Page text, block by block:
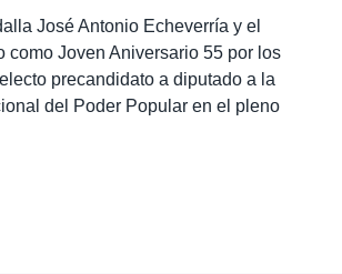
José Antonio Echeverría y el
como Joven Aniversario 55 por los
precandidato a diputado a la
del Poder Popular en el pleno